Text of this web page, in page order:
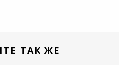
ТАК ЖЕ